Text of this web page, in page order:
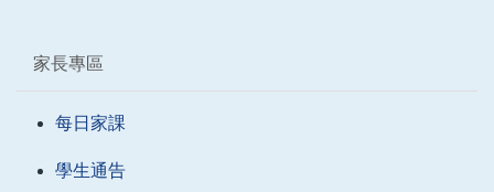
家長專區
每日家課
學生通告